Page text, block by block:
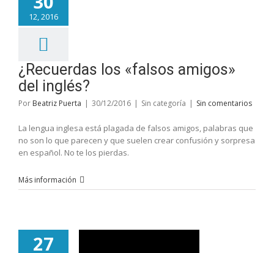
12, 2016
¿Recuerdas los «falsos amigos»
del inglés?
Por Beatriz Puerta 30/12/2016 Sin categoría Sin comentarios
La lengua inglesa está plagada de falsos amigos, palabras que
no son lo que parecen y que suelen crear confusión y sorpresa
en español. No te los pierdas.
Más información
27